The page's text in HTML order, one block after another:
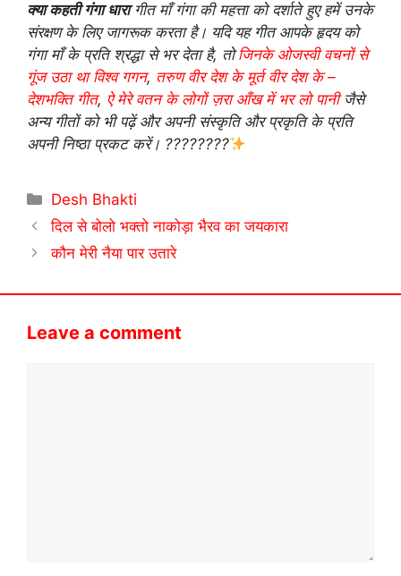
क्या कहती गंगा धारागीत माँ गंगा की महत्ता को दर्शाते हुए हमें उनके
संरक्षण के लिए जागरूक करता है। यदि यह गीत आपके हृदय को
गंगा माँ के प्रति श्रद्धा से भर देता है, तो जिनके ओजस्वी वचनों से
गूंज उठा था विश्व गगन, तरुण वीर देश के मूर्त वीर देश के –
देशभक्ति गीत, ऐ मेरे वतन के लोगों ज़रा आँख में भर लो पानीजैसे
अन्य गीतों को भी पढ़ें और अपनी संस्कृति और प्रकृति के प्रति
अपनी निष्ठा प्रकट करें। ????????
Categories
Desh Bhakti
दिल से बोलो भक्तो नाकोड़ा भैरव का जयकारा
कौन मेरी नैया पार उतारे
Leave a comment